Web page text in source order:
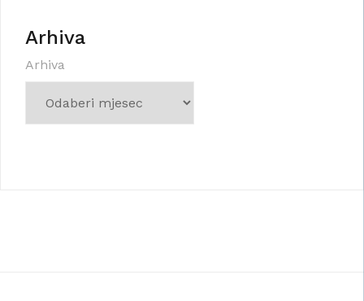
Arhiva
Arhiva